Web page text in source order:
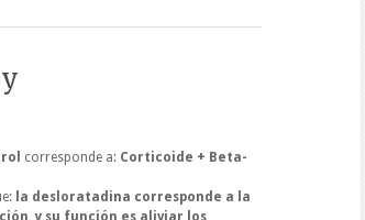
corresponde a: Corticoide + Beta-
la desloratadina corresponde a la
y su función es aliviar los